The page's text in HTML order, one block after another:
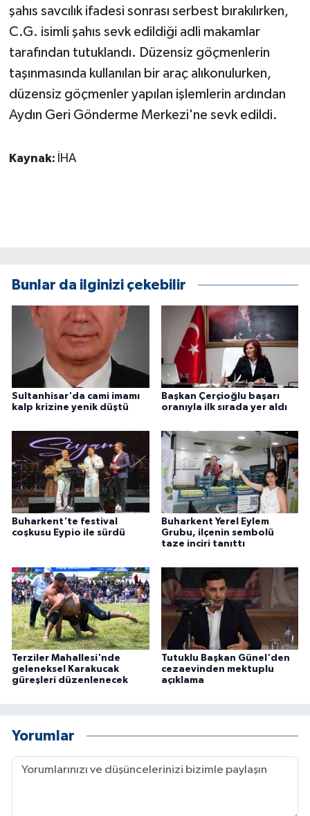
şahıs savcılık ifadesi sonrası serbest bırakılırken,
C.G. isimli şahıs sevk edildiği adli makamlar
tarafından tutuklandı. Düzensiz göçmenlerin
taşınmasında kullanılan bir araç alıkonulurken,
düzensiz göçmenler yapılan işlemlerin ardından
Aydın Geri Gönderme Merkezi'ne sevk edildi.
Kaynak: İHA
Bunlar da ilginizi çekebilir
Sultanhisar'da cami imamı
kalp krizine yenik düştü
Başkan Çerçioğlu başarı
oranıyla ilk sırada yer aldı
Buharkent'te festival
coşkusu Eypio ile sürdü
Buharkent Yerel Eylem
Grubu, ilçenin sembolü
taze inciri tanıttı
Terziler Mahallesi'nde
geleneksel Karakucak
güreşleri düzenlenecek
Tutuklu Başkan Günel'den
cezaevinden mektuplu
açıklama
Yorumlar
Sağlık
SİYASET
SPOR HABERLERİ
YEREL
Yerel Haberler